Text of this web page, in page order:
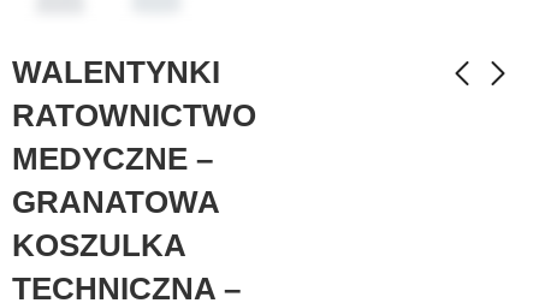
WALENTYNKI
RATOWNICTWO
MEDYCZNE –
GRANATOWA
KOSZULKA
TECHNICZNA –